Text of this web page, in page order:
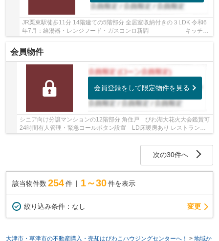
JR栗東駅徒歩11分 14階建ての5階部分 全居室収納付きの３LDK 令和6
年7月：給湯器・レンジフード・ガスコンロ新調 キッチン
会員物件
会員登録をして限定物件を見る
シニア向け分譲マンションの12階部分 角住戸 びわ湖大花火大会鑑賞可
24時間有人管理・緊急コールボタン設置 LD床暖房あり レストラン・
大浴場・ホビールームなど共用施設充実 ペッ...
次の30件へ
該当物件数 254件 1～30 件を表示
絞り込み条件： なし 変更
大津市・草津市の不動産購入・売却はびわこハウジングセンターへ！ > 地域か